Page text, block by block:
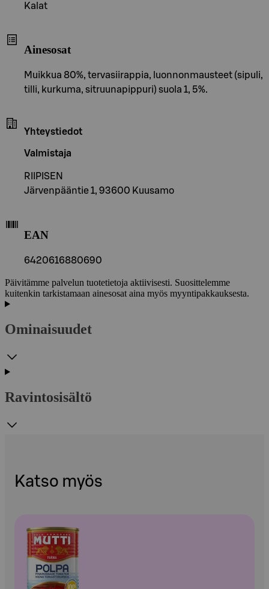
Kalat
Ainesosat
Muikkua 80%, tervasiirappia, luonnonmausteet (sipuli,
tilli, kurkuma, sitruunapippuri) suola 1, 5%.
Yhteystiedot
Valmistaja
RIIPISEN
Järvenpääntie 1, 93600 Kuusamo
EAN
6420616880690
Päivitämme palvelun tuotetietoja aktiivisesti. Suosittelemme
kuitenkin tarkistamaan ainesosat aina myös myyntipakkauksesta.
Ominaisuudet
Ravintosisältö
Katso myös